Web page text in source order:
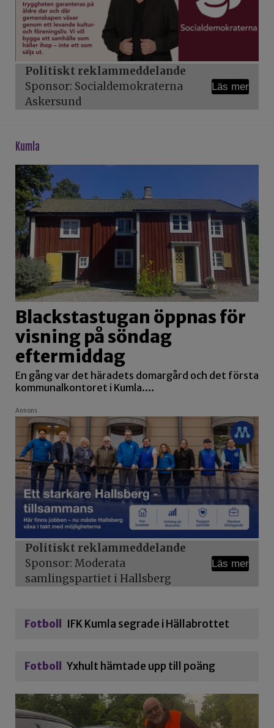
Politiskt reklammeddelande
Sponsor: Socialdemokraterna
Askersund
Läs mer
kumla
Blackstastugan öppnas för
visning på söndag
eftermiddag
En gång var det häradets domargård och det första
kommunalkontoret i Kumla.…
Annons
Politiskt reklammeddelande
Sponsor: Moderata
samlingspartiet i Hallsberg
Läs mer
Fotboll IFK Kumla segrade i Hällabrottet
Fotboll Yxhult hämtade upp till poäng